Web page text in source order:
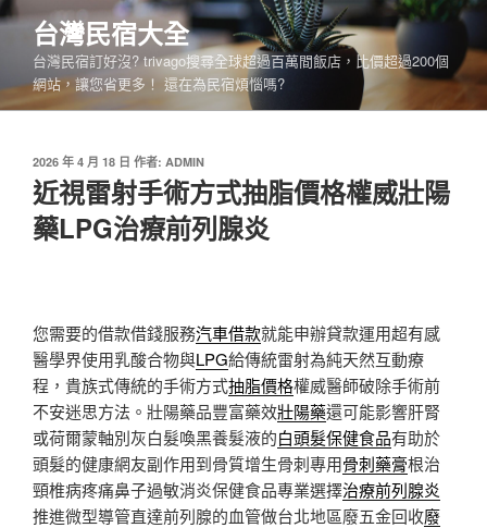
跳
要
內
台灣民宿大全
台灣民宿訂好沒? trivago搜尋全球超過百萬間飯店，比價超過200個
網站，讓您省更多！ 還在為民宿煩惱嗎?
發
佈
於
2026 年 4 月 18 日 作者: ADMIN
近視雷射手術方式抽脂價格權威壯陽
藥LPG治療前列腺炎
您需要的借款借錢服務汽車借款就能申辦貸款運用超有感
醫學界使用乳酸合物與LPG給傳統雷射為純天然互動療
程，貴族式傳統的手術方式抽脂價格權威醫師破除手術前
不安迷思方法。壯陽藥品豐富藥效壯陽藥還可能影響肝腎
或荷爾蒙軸別灰白髮喚黑養髮液的白頭髮保健食品有助於
頭髮的健康網友副作用到骨質增生骨刺專用骨刺藥膏根治
頸椎病疼痛鼻子過敏消炎保健食品專業選擇治療前列腺炎
推進微型導管直達前列腺的血管做台北地區廢五金回收廢